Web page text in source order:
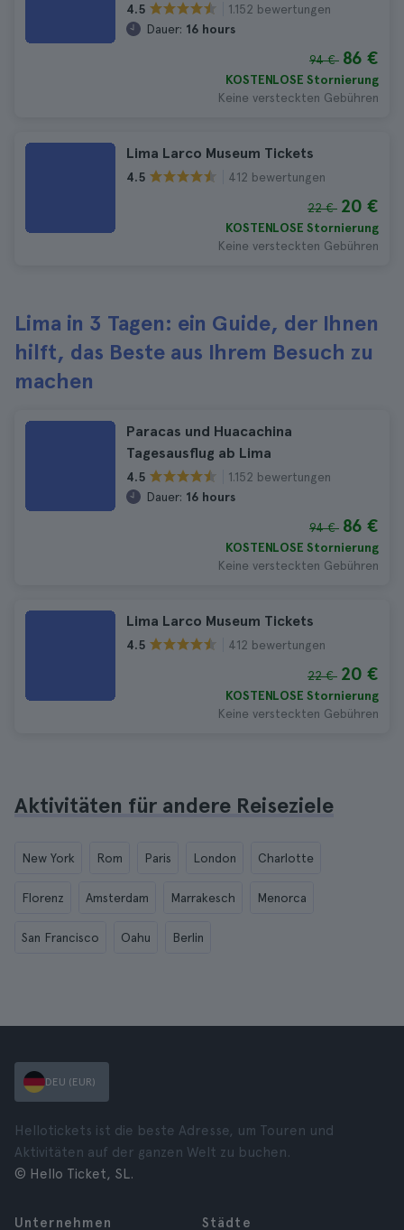
4.5
1.152 bewertungen
Dauer: 16 hours
94 € 86 €
KOSTENLOSE Stornierung
Keine versteckten Gebühren
Lima Larco Museum Tickets
4.5 412 bewertungen
22 € 20 €
KOSTENLOSE Stornierung
Keine versteckten Gebühren
Lima in 3 Tagen: ein Guide, der Ihnen
hilft, das Beste aus Ihrem Besuch zu
machen
Paracas und Huacachina
Tagesausflug ab Lima
4.5
1.152 bewertungen
Dauer: 16 hours
94 € 86 €
KOSTENLOSE Stornierung
Keine versteckten Gebühren
Lima Larco Museum Tickets
4.5 412 bewertungen
22 € 20 €
KOSTENLOSE Stornierung
Keine versteckten Gebühren
Aktivitäten für andere Reiseziele
New York Rom Paris London Charlotte
Florenz Amsterdam Marrakesch Menorca
San Francisco Oahu Berlin
DEU (EUR)
Hellotickets ist die beste Adresse, um Touren und
Aktivitäten auf der ganzen Welt zu buchen.
© Hello Ticket, SL.
Unternehmen Städte